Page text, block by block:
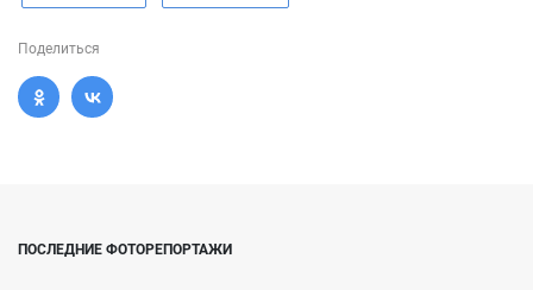
Поделиться
ПОСЛЕДНИЕ ФОТОРЕПОРТАЖИ